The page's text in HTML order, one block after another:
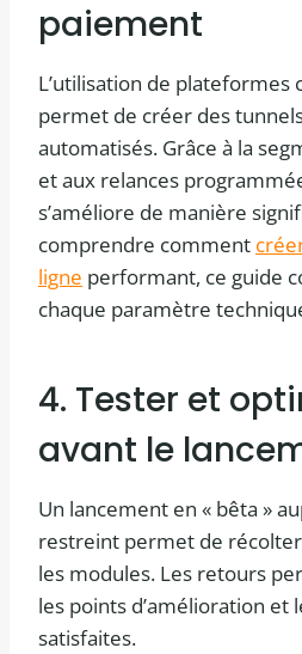
paiement
L’utilisation de plateformes
permet de créer des
automatisés. Grâce à la
et aux relances
s’améliore de manière
comprendre comment
ligne performant, ce guide
chaque paramètre
4. Tester et
avant le
Un lancement en « bêta »
restreint permet de récolter
les modules. Les retours
les points d’amélioration et
satisfaites.